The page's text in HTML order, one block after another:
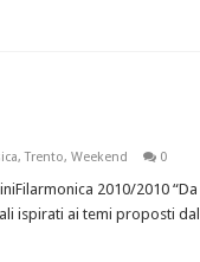
,Trento, Weekend 0
2010/2010 “Da
ispirati ai temi proposti